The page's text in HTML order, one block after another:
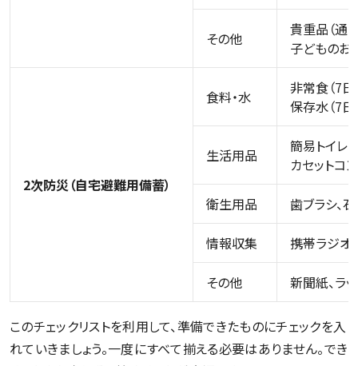
その他
貴重品（通
子どものお
2次防災（自宅避難用備蓄）
食料・水
非常食（7日
保存水（7日
生活用品
簡易トイレ
カセットコ
衛生用品 歯ブラシ、
情報収集 携帯ラジオ
その他 新聞紙、ラ
このチェックリストを利用して、準備できたものにチェックを入
れていきましょう。一度にすべて揃える必要はありません。でき